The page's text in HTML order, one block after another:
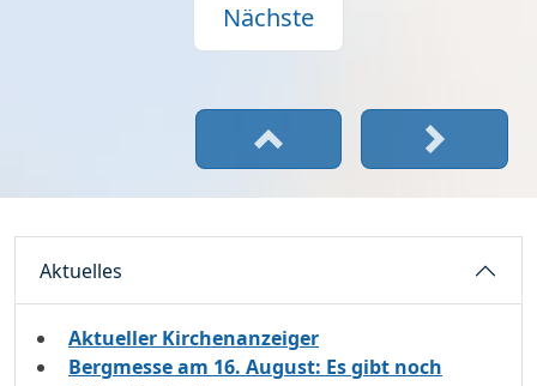
Nächste
Aktuelles
Aktueller Kirchenanzeiger
Bergmesse am 16. August: Es gibt noch